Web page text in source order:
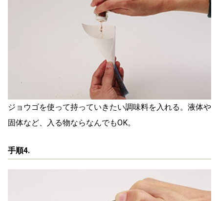
ジョウゴを使って持っていきたい調味料を入れる。液体や
固体など、入る物ならなんでもOK。
手順4.